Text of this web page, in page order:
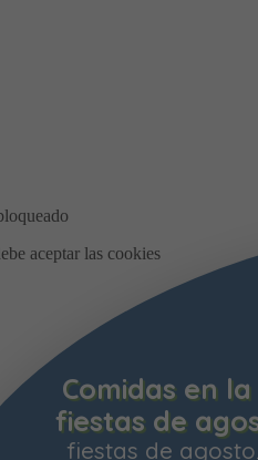
Comidas en
fiestas de
fiestas de